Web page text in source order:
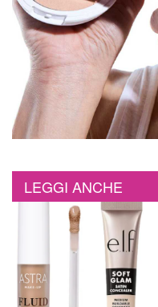
LEGGI ANCHE